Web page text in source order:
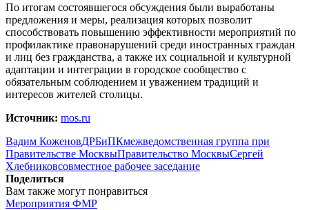
По итогам состоявшегося обсуждения были выработаны
предложения и меры, реализация которых позволит
способствовать повышению эффективности мероприятий по
профилактике правонарушений среди иностранных граждан
и лиц без гражданства, а также их социальной и культурной
адаптации и интеграции в городское сообщество с
обязательным соблюдением и уважением традиций и
интересов жителей столицы.
Источник: mos.ru
Вадим КоженовДРБиПКмежведомственная группа при
Правительстве МосквыПравительство МосквыСергей
Хлебниковсовместное рабочее заседание
Поделиться
Вам также могут понравиться
Мероприятия ФМР